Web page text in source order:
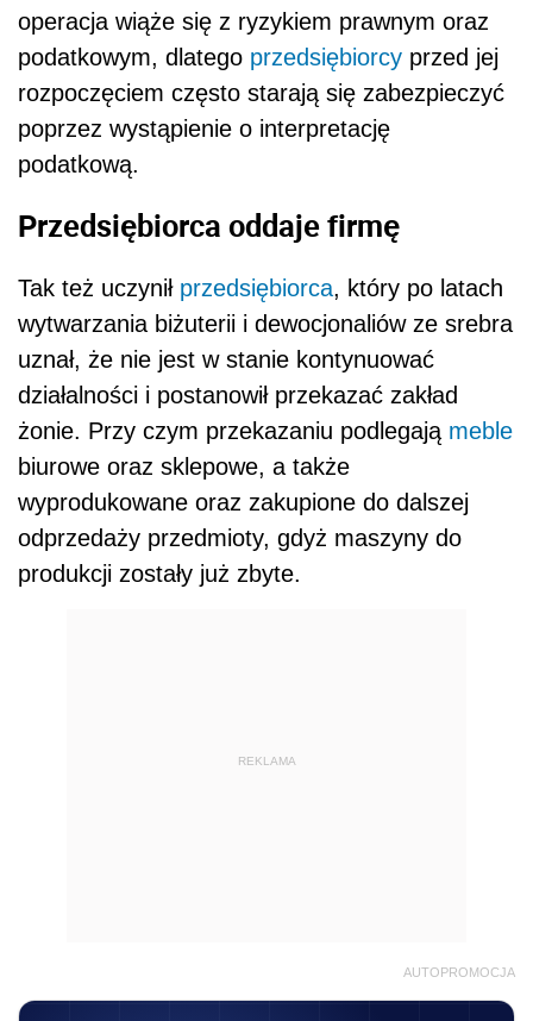
operacja wiąże się z ryzykiem prawnym oraz
podatkowym, dlatego przedsiębiorcy przed jej
rozpoczęciem często starają się zabezpieczyć
poprzez wystąpienie o interpretację
podatkową.
Przedsiębiorca oddaje firmę
Tak też uczynił przedsiębiorca, który po latach
wytwarzania biżuterii i dewocjonaliów ze srebra
uznał, że nie jest w stanie kontynuować
działalności i postanowił przekazać zakład
żonie. Przy czym przekazaniu podlegają meble
biurowe oraz sklepowe, a także
wyprodukowane oraz zakupione do dalszej
odprzedaży przedmioty, gdyż maszyny do
produkcji zostały już zbyte.
REKLAMA
AUTOPROMOCJA